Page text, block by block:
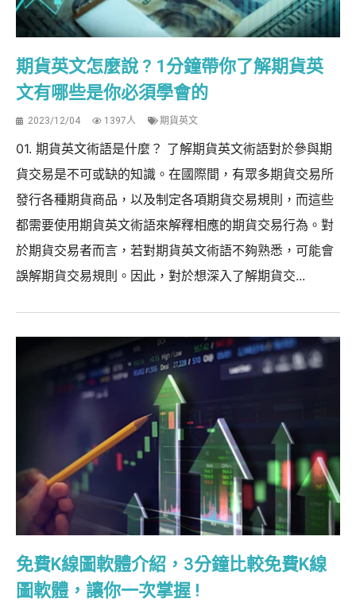
期貨英文怎麼說 ? 1分鐘帶你了解期貨英
文有哪些是你必須學會的
2023/12/04 1397人 期貨英文
01. 期貨英文術語是什麼？ 了解期貨英文術語對於參與期
貨交易是不可或缺的知識。在國際間，有眾多期貨交易所
發行各種期貨商品，以及制定各項期貨交易規則，而這些
都需要使用期貨英文術語來解釋相應的期貨交易行為。對
於期貨交易者而言，若對期貨英文術語不夠熟悉，可能會
誤解期貨交易規則。因此，對於想深入了解期貨交...
免費K線圖軟體介紹，3分鐘比較免費K線
圖軟體，讓你一次掌握 !